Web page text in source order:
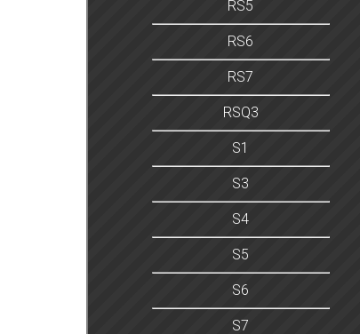
RS5
RS6
RS7
RSQ3
S1
S3
S4
S5
S6
S7